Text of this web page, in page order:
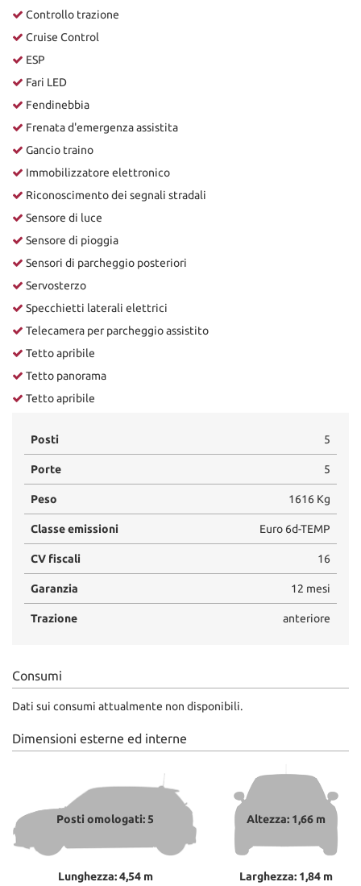
Controllo trazione
Cruise Control
ESP
Fari LED
Fendinebbia
Frenata d'emergenza assistita
Gancio traino
Immobilizzatore elettronico
Riconoscimento dei segnali stradali
Sensore di luce
Sensore di pioggia
Sensori di parcheggio posteriori
Servosterzo
Specchietti laterali elettrici
Telecamera per parcheggio assistito
Tetto apribile
Tetto panorama
Tetto apribile
Posti 5
Porte 5
Peso 1616 Kg
Classe emissioni Euro 6d-TEMP
CV fiscali 16
Garanzia 12 mesi
Trazione anteriore
Consumi
Dati sui consumi attualmente non disponibili.
Dimensioni esterne ed interne
Posti omologati: 5
Lunghezza: 4,54 m
Altezza: 1,66 m
Larghezza: 1,84 m